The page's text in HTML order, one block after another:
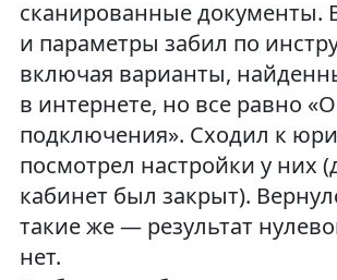
сканированные документы.
и параметры забил по
включая варианты,
в интернете, но все равно
подключения». Сходил к
посмотрел настройки у них
кабинет был закрыт).
такие же — результат
нет.